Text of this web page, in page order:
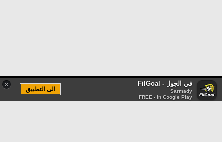
× في الجول - FilGoal
Sarmady
FREE - In Google Play
الى التطبيق